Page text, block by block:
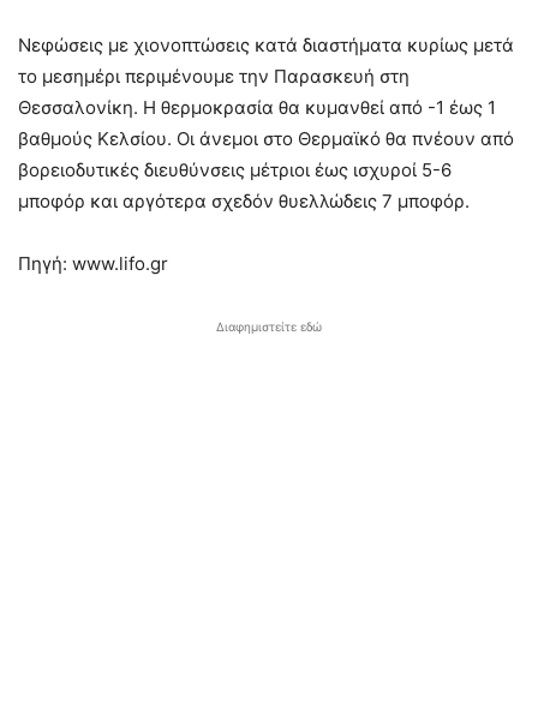
Νεφώσεις με χιονοπτώσεις κατά διαστήματα κυρίως μετά
το μεσημέρι περιμένουμε την Παρασκευή στη
Θεσσαλονίκη. Η θερμοκρασία θα κυμανθεί από -1 έως 1
βαθμούς Κελσίου. Οι άνεμοι στο Θερμαϊκό θα πνέουν από
βορειοδυτικές διευθύνσεις μέτριοι έως ισχυροί 5-6
μποφόρ και αργότερα σχεδόν θυελλώδεις 7 μποφόρ.
Πηγή: www.lifo.gr
Διαφημιστείτε εδώ